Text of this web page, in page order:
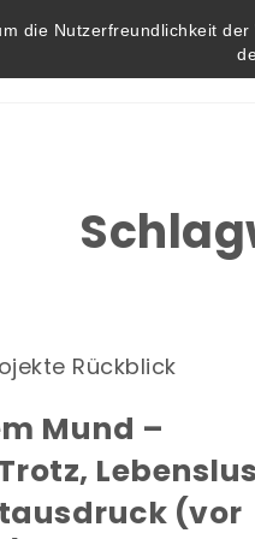
die Nutzerfreundlichkeit
Rückblick
Mund –
(vor